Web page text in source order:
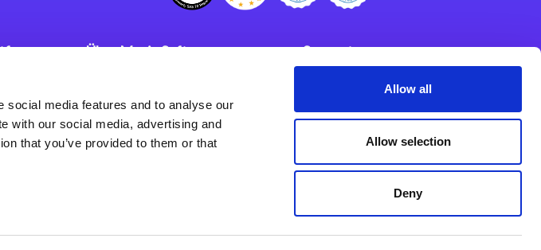
social media features and to analyse our
with our social media, advertising and
that you’ve provided to them or that
Allow all
Allow selection
Deny
Über Magic Software
Karriere
Datenschutzerklärung
Weltweite Niederlassungen
Support
Impressum